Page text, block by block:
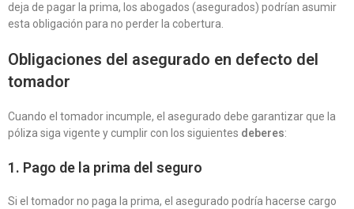
deja de pagar la prima, los abogados (asegurados) podrían asumir
esta obligación para no perder la cobertura.
Obligaciones del asegurado en defecto del
tomador
Cuando el tomador incumple, el asegurado debe garantizar que la
póliza siga vigente y cumplir con los siguientes deberes:
1. Pago de la prima del seguro
Si el tomador no paga la prima, el asegurado podría hacerse cargo